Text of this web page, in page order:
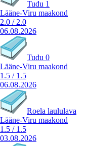
Tudu 1
Lääne-Viru maakond
2.0 / 2.0
06.08.2026
Tudu 0
Lääne-Viru maakond
1.5 / 1.5
06.08.2026
Roela laululava
Lääne-Viru maakond
1.5 / 1.5
03.08.2026